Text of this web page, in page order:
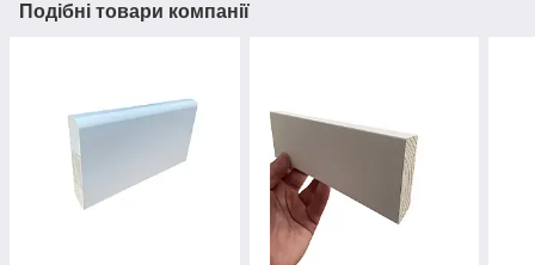
Подібні товари компанії